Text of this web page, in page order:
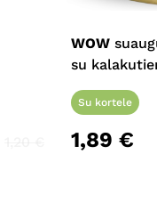
WOW
su
Su kortele
1,89 €